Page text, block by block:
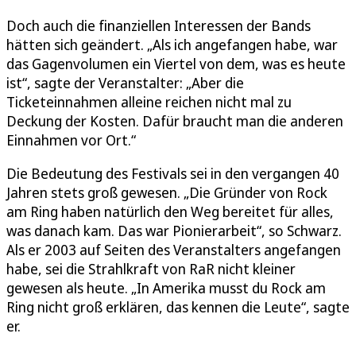
Doch auch die finanziellen Interessen der Bands
hätten sich geändert. „Als ich angefangen habe, war
das Gagenvolumen ein Viertel von dem, was es heute
ist“, sagte der Veranstalter: „Aber die
Ticketeinnahmen alleine reichen nicht mal zu
Deckung der Kosten. Dafür braucht man die anderen
Einnahmen vor Ort.“
Die Bedeutung des Festivals sei in den vergangen 40
Jahren stets groß gewesen. „Die Gründer von Rock
am Ring haben natürlich den Weg bereitet für alles,
was danach kam. Das war Pionierarbeit“, so Schwarz.
Als er 2003 auf Seiten des Veranstalters angefangen
habe, sei die Strahlkraft von RaR nicht kleiner
gewesen als heute. „In Amerika musst du Rock am
Ring nicht groß erklären, das kennen die Leute“, sagte
er.